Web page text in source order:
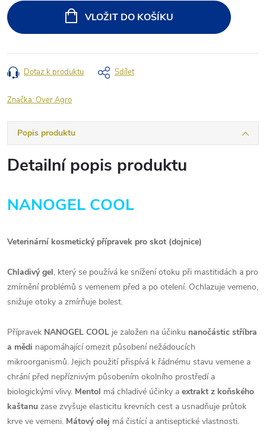
cena:
VLOŽIT DO KOŠÍKU
Dotaz k produktu Sdílet
Značka:Over Agro
Popis produktu
Detailní popis produktu
NANOGEL COOL
Veterinární kosmetický přípravek pro skot (dojnice)
Chladivý gel, který se používá ke snížení otoku při mastitidách a pro
zmírnění problémů s vemenem před a po otelení. Ochlazuje vemeno,
snižuje otoky a zmírňuje bolest.
Přípravek NANOGEL COOL je založen na účinku nanočástic stříbra
a mědi napomáhající omezit působení nežádoucích
mikroorganismů. Jejich použití přispívá k řádnému stavu vemene a
chrání před nepříznivým působením okolního prostředí a
biologickými vlivy. Mentol má chladivé účinky a extrakt z koňského
kaštanu zase zvyšuje elasticitu krevních cest a usnadňuje průtok
krve ve vemeni. Mátový olej má čistící a antiseptické vlastnosti.